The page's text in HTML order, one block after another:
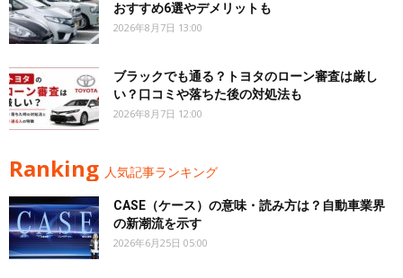
おすすめ6選やデメリットも
2026年8月7日 13:00
ブラックでも通る？トヨタのローン審査は厳し
い？口コミや落ちた後の対処法も
2026年8月7日 12:00
Ranking 人気記事ランキング
CASE（ケース）の意味・読み方は？自動車業界
の新潮流を示す
2026年6月25日 05:00